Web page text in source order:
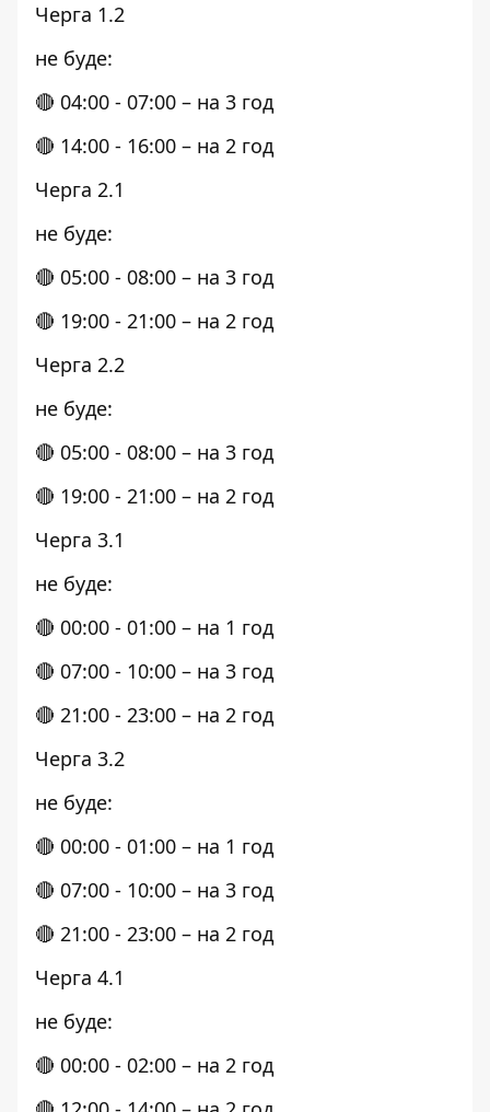
Черга 1.2
не буде:
🔴 04:00 - 07:00 – на 3 год
🔴 14:00 - 16:00 – на 2 год
Черга 2.1
не буде:
🔴 05:00 - 08:00 – на 3 год
🔴 19:00 - 21:00 – на 2 год
Черга 2.2
не буде:
🔴 05:00 - 08:00 – на 3 год
🔴 19:00 - 21:00 – на 2 год
Черга 3.1
не буде:
🔴 00:00 - 01:00 – на 1 год
🔴 07:00 - 10:00 – на 3 год
🔴 21:00 - 23:00 – на 2 год
Черга 3.2
не буде:
🔴 00:00 - 01:00 – на 1 год
🔴 07:00 - 10:00 – на 3 год
🔴 21:00 - 23:00 – на 2 год
Черга 4.1
не буде:
🔴 00:00 - 02:00 – на 2 год